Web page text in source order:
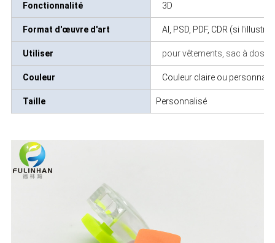
Fonctionnalité 3D
Format d'œuvre d'art AI, PSD, PDF, CDR (si
Utiliser pour vêtements, sac à dos,
Couleur Couleur claire ou
Taille Personnalisé